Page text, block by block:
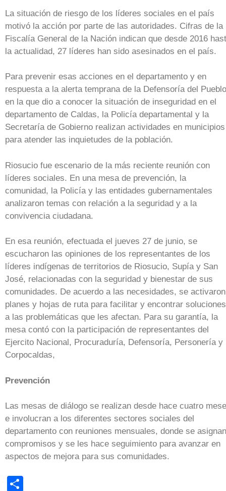
La situación de riesgo de los líderes sociales en el país
motivó la acción por parte de las autoridades. Cifras de la
Fiscalía General de la Nación indican que desde 2016
la actualidad, 27 líderes han sido asesinados en el país.
Para prevenir esas acciones en el departamento y en
respuesta a la alerta temprana de la Defensoría del
en la que dio a conocer la situación de inseguridad en el
departamento de Caldas, la Policía departamental y la
Secretaría de Gobierno realizan actividades en municipios
para atender las inquietudes de la población.
Riosucio fue escenario de la más reciente reunión con
líderes sociales. En una mesa de prevención, la
comunidad, la Policía y las entidades gubernamentales
analizaron temas con relación a la seguridad y a la
convivencia ciudadana.
En esa reunión, efectuada el jueves 27 de junio, se
escucharon las opiniones de los representantes de los
líderes indígenas de territorios de Riosucio, Supía y San
José, relacionadas con la seguridad y bienestar de sus
comunidades. De acuerdo a las necesidades, se activaron
planes y hojas de ruta para facilitar y encontrar soluciones
a las problemáticas que les afectan. Para su garantía, la
mesa contó con la participación de representantes del
Ejercito Nacional, Procuraduría, Defensoría, Personería y
Corpocaldas,
Prevención
Las mesas de diálogo se realizan desde hace cuatro
e involucran a los diferentes sectores sociales del
departamento con reuniones mensuales, donde se asignan
compromisos y se les hace seguimiento para avanzar en
aspectos de mejora para sus comunidades.